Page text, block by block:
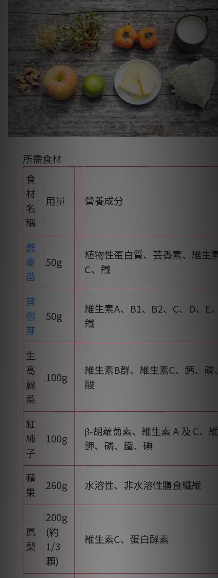
所需食材
食
材
名
稱
用量 營養成分
蕎
麥
苗
50g
植物性蛋白質、芸香素、維生
C、鐵
苜
宿
芽
50g
維生素A、B1、B2、C、D、E
鐵
生
高
麗
菜
100g
維生素B群、維生素C、鈣、磷
酸
紅
柿
子
100g
β-胡蘿蔔素、維生素 A 及 C、
鉀、磷、鐵、碘
蘋
果
260g 水溶性、非水溶性膳食纖維
鳳
梨
200g
(約
1/3
顆)
維生素C、蛋白酵素